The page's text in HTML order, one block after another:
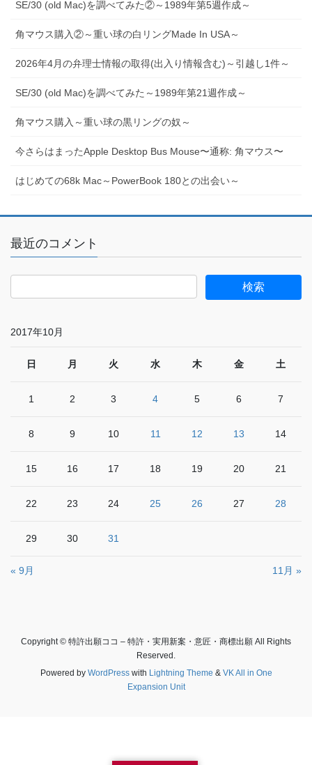
SE/30 (old Mac)を調べてみた②～1989年第5週作成～
角マウス購入②～重い球の白リングMade In USA～
2026年4月の弁理士情報の取得(出入り情報含む)～引越し1件～
SE/30 (old Mac)を調べてみた～1989年第21週作成～
角マウス購入～重い球の黒リングの奴～
今さらはまったApple Desktop Bus Mouse〜通称: 角マウス〜
はじめての68k Mac～PowerBook 180との出会い～
最近のコメント
2017年10月
日 月 火 水 木 金 土
1 2 3 4 5 6 7
8 9 10 11 12 13 14
15 16 17 18 19 20 21
22 23 24 25 26 27 28
29 30 31
« 9月 11月 »
Copyright © 特許出願ココ – 特許・実用新案・意匠・商標出願 All Rights
Reserved.
Powered by WordPresswith Lightning Theme & VK All in One
Expansion Unit